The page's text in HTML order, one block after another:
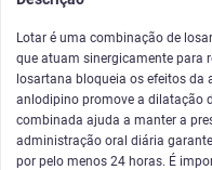
Lotar é uma combinação de
que atuam sinergicamente para
losartana bloqueia os efeitos da
anlodipino promove a dilatação
combinada ajuda a manter a
administração oral diária
por pelo menos 24 horas. É